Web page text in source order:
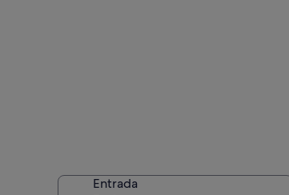
Entrada